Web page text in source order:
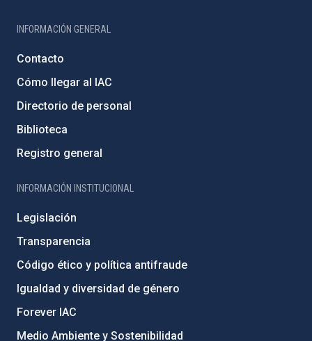
INFORMACIÓN GENERAL
Contacto
Cómo llegar al IAC
Directorio de personal
Biblioteca
Registro general
INFORMACIÓN INSTITUCIONAL
Legislación
Transparencia
Código ético y política antifraude
Igualdad y diversidad de género
Forever IAC
Medio Ambiente y Sostenibilidad